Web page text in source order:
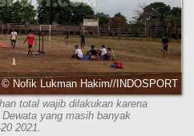
© Nofik Lukman Hakim//INDOSPORT
total wajib dilakukan karena
yang masih banyak
2021.